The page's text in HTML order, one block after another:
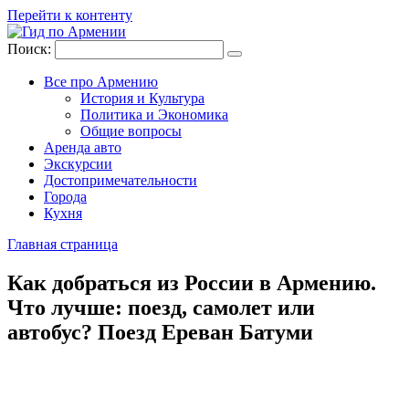
Перейти к контенту
Поиск:
Все про Армению
История и Культура
Политика и Экономика
Общие вопросы
Аренда авто
Экскурсии
Достопримечательности
Города
Кухня
Главная страница
Как добраться из России в Армению.
Что лучше: поезд, самолет или
автобус? Поезд Ереван Батуми